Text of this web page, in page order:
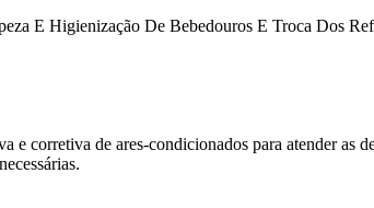
E Higienização De Bebedouros E Troca Dos
e corretiva de ares-condicionados para atender